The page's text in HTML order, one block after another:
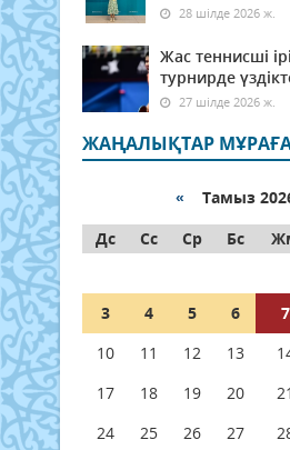
28 шілде 2026 ж.
Жас теннисші
турнирде
27 шілде 2026 ж.
ЖАҢАЛЫҚТАР
« Тамыз
Дс
Сс Ср Бс
3
4 5 6 7
10
11 12 13
17
18 19 20 21
24
25 26 27